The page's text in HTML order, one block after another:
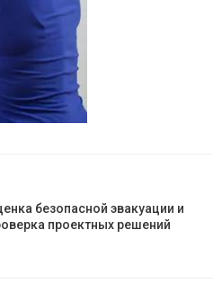
безопасной эвакуации и
проектных решений